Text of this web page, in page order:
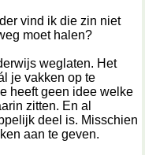
vind ik die zin niet
moet halen?
weglaten. Het
je vakken op te
heeft geen idee welke
zitten. En al
deel is. Misschien
aan te geven.